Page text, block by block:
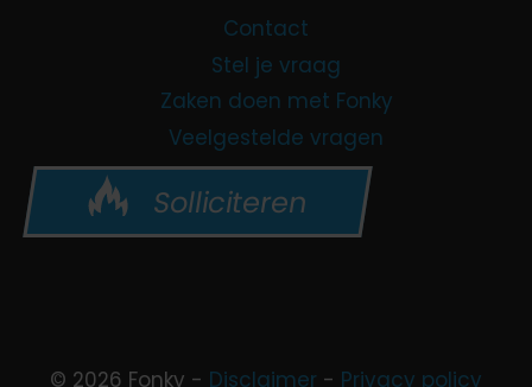
Contact
Stel je vraag
Zaken doen met Fonky
Veelgestelde vragen
Solliciteren
© 2026 Fonky - Disclaimer - Privacy policy